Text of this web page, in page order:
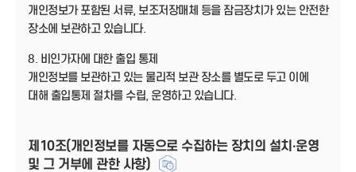
개인정보가 포함된 서류, 보조저장매체 등을 잠금장치가 있는 안전한
장소에 보관하고 있습니다.
8. 비인가자에 대한 출입 통제
개인정보를 보관하고 있는 물리적 보관 장소를 별도로 두고 이에
대해 출입통제 절차를 수립, 운영하고 있습니다.
제10조(개인정보를 자동으로 수집하는 장치의 설치·운영
및 그 거부에 관한 사항)